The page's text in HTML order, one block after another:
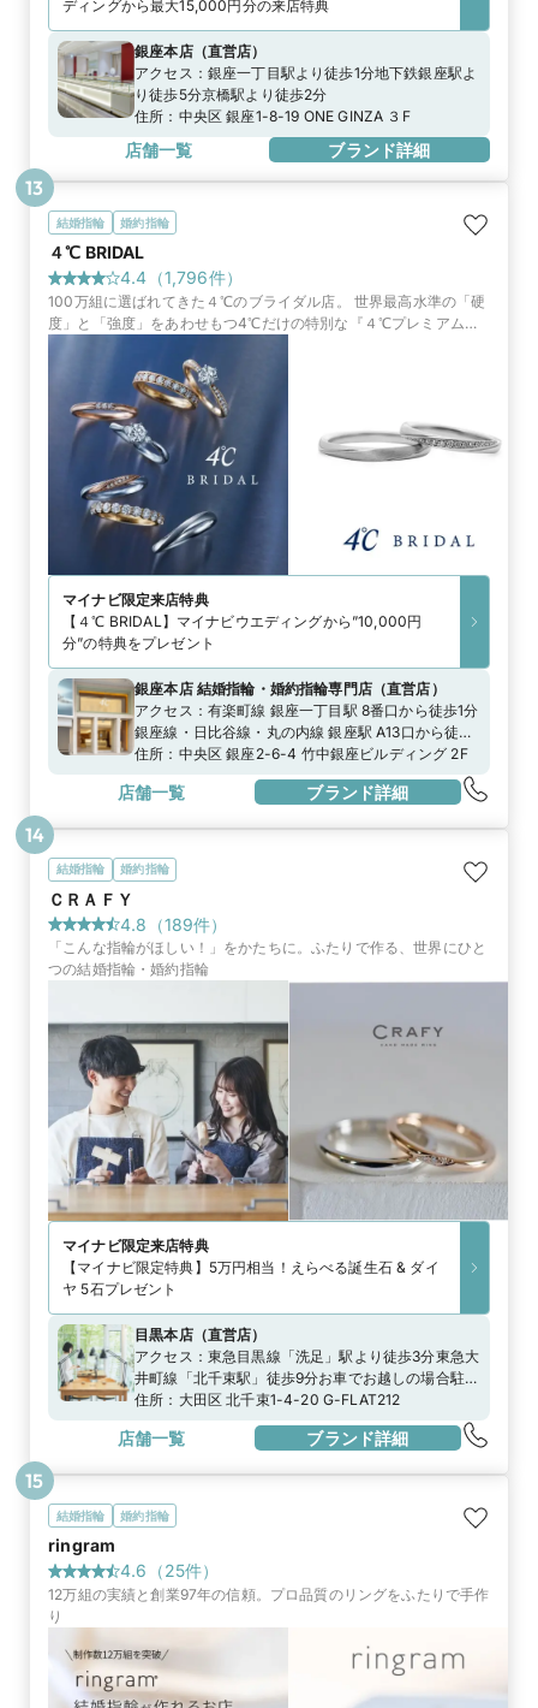
ディングから最大15,000円分の来店特典
銀座本店（直営店）
アクセス： 銀座一丁目駅より徒歩1分地下鉄銀座駅よ
り徒歩5分京橋駅より徒歩2分
住所： 中央区 銀座1-8-19 ONE GINZA ３F
店舗一覧 ブランド詳細
結婚指輪 婚約指輪
４℃ BRIDAL
4.4 （1,796件）
100万組に選ばれてきた４℃のブライダル店。 世界最高水準の「硬
度」と「強度」をあわせもつ4℃だけの特別な『４℃プレミアムプ
ラチナ』や、世界中から厳選したダイヤモンドからふたりだけのブ
マイナビ限定来店特典
【４℃ BRIDAL】マイナビウエディングから”10,000円
分”の特典をプレゼント
銀座本店 結婚指輪・婚約指輪専門店（直営店 ）
アクセス： 有楽町線 銀座一丁目駅 8番口から徒歩1分
銀座線・日比谷線・丸の内線 銀座駅 A13口から徒歩
3分日比谷線 東銀座駅 A8口から徒歩6分
住所： 中央区 銀座2-6-4 竹中銀座ビルディング 2F
店舗一覧 ブランド詳細
13
結婚指輪 婚約指輪
ＣＲＡＦＹ
4.8 （189件）
「こんな指輪がほしい！」をかたちに。ふたりで作る、世界にひと
つの結婚指輪・婚約指輪
マイナビ限定来店特典
【マイナビ限定特典】5万円相当！えらべる誕生石 & ダイ
ヤ 5石プレゼント
目黒本店（直営店）
アクセス： 東急目黒線「洗足」駅より徒歩3分東急大
井町線「北千束駅」徒歩9分お車でお越しの場合駐車
場のご用意がございますのでスタッフまでお申し付
住所： 大田区 北千束1-4-20 G-FLAT212
店舗一覧 ブランド詳細
14
結婚指輪 婚約指輪
ringram
4.6 （25件）
12万組の実績と創業97年の信頼。プロ品質のリングをふたりで手作
り
15